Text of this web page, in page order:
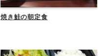
焼き鮭の朝定食